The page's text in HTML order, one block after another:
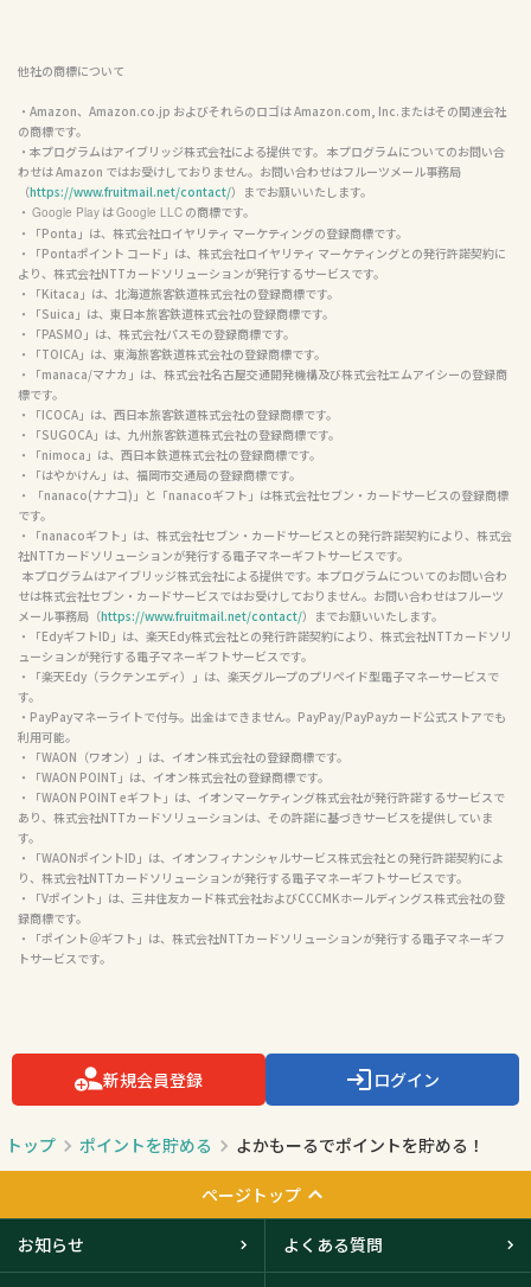
他社の商標について
・Amazon、Amazon.co.jp およびそれらのロゴは Amazon.com, Inc.またはその関連会社
の商標です。
・本プログラムはアイブリッジ株式会社による提供です。 本プログラムについてのお問い合
わせは Amazon ではお受けしておりません。お問い合わせはフルーツメール事務局
（https://www.fruitmail.net/contact/）までお願いいたします。
・ Google Play は Google LLC の商標です。
・「Ponta」は、株式会社ロイヤリティ マーケティングの登録商標です。
・「Pontaポイント コード」は、株式会社ロイヤリティ マーケティングとの発行許諾契約に
より、株式会社NTTカードソリューションが発行するサービスです。
・「Kitaca」は、北海道旅客鉄道株式会社の登録商標です。
・「Suica」は、東日本旅客鉄道株式会社の登録商標です。
・「PASMO」は、株式会社パスモの登録商標です。
・「TOICA」は、東海旅客鉄道株式会社の登録商標です。
・「manaca/マナカ」は、株式会社名古屋交通開発機構及び株式会社エムアイシーの登録商
標です。
・「ICOCA」は、西日本旅客鉄道株式会社の登録商標です。
・「SUGOCA」は、九州旅客鉄道株式会社の登録商標です。
・「nimoca」は、西日本鉄道株式会社の登録商標です。
・「はやかけん」は、福岡市交通局の登録商標です。
・ 「nanaco(ナナコ)」と「nanacoギフト」は株式会社セブン・カードサービスの登録商標
です。
・「nanacoギフト」は、株式会社セブン・カードサービスとの発行許諾契約により、株式会
社NTTカードソリューションが発行する電子マネーギフトサービスです。
せは株式会社セブン・カードサービスではお受けしておりません。お問い合わせはフルーツ
メール事務局（https://www.fruitmail.net/contact/）までお願いいたします。
・「EdyギフトID」は、楽天Edy株式会社との発行許諾契約により、株式会社NTTカードソリ
ューションが発行する電子マネーギフトサービスです。
・「楽天Edy（ラクテンエディ）」は、楽天グループのプリペイド型電子マネーサービスで
す。
・PayPayマネーライトで付与。出金はできません。PayPay/PayPayカード公式ストアでも
利用可能。
・「WAON（ワオン）」は、イオン株式会社の登録商標です。
・「WAON POINT」は、イオン株式会社の登録商標です。
・「WAON POINT eギフト」は、イオンマーケティング株式会社が発行許諾するサービスで
あり、株式会社NTTカードソリューションは、その許諾に基づきサービスを提供していま
す。
・「WAONポイントID」は、イオンフィナンシャルサービス株式会社との発行許諾契約によ
り、株式会社NTTカードソリューションが発行する電子マネーギフトサービスです。
・「Vポイント」は、三井住友カード株式会社およびCCCMKホールディングス株式会社の登
録商標です。
・「ポイント＠ギフト」は、株式会社NTTカードソリューションが発行する電子マネーギフ
トサービスです。
新規会員登録 ログイン
トップ ポイントを貯める よかもーるでポイントを貯める！
ページトップ
お知らせ よくある質問